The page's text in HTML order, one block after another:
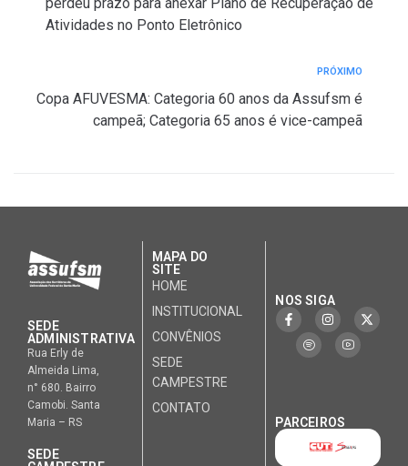
Atividades no Ponto Eletrônico
PRÓXIMO
Copa AFUVESMA: Categoria 60 anos da Assufsm é
campeã; Categoria 65 anos é vice-campeã
SEDE
ADMINISTRATIVA
Rua Erly de
Almeida Lima,
n° 680. Bairro
Camobi. Santa
Maria – RS
SEDE
MAPA DO
SITE
HOME
INSTITUCIONAL
CONVÊNIOS
SEDE
CAMPESTRE
CONTATO
NOS SIGA
PARCEIROS